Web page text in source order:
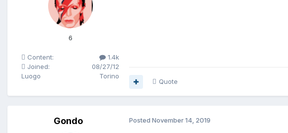
6
Content:
1.4k
Joined:
08/27/12
Luogo
Torino
Quote
Gondo Posted November 14, 2019